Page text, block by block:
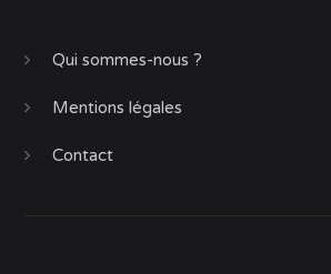
Qui sommes-nous ?
Mentions légales
Contact